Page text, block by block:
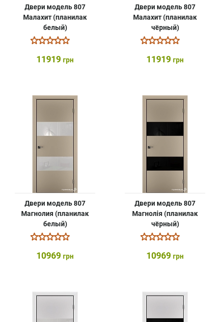
Двери модель 807
Малахит (планилак
белый)
11919 грн
Двери модель 807
Малахит (планилак
чёрный)
11919 грн
Двери модель 807
Магнолия (планилак
белый)
10969 грн
Двери модель 807
Магнолія (планилак
чёрный)
10969 грн